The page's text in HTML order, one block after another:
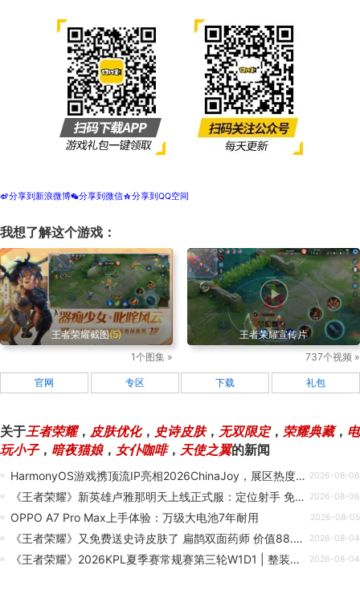
t分享到新浪微博w分享到微信z分享到QQ空间
我想了解这个游戏：
王者荣耀截图(5)
1个图集 »
王者荣耀宣传片
737个视频 »
官网 专区 下载 礼包
关于王者荣耀， 皮肤优化， 史诗皮肤， 无双限定， 荣耀典藏， 电
玩小子， 暗夜猫娘， 女仆咖啡， 天使之翼的新闻
HarmonyOS游戏携顶流IP亮相2026ChinaJoy，展区热度持续高涨 2026-08-06
《王者荣耀》新英雄卢雅那明天上线正式服：定位射手 免费得 2026-08-06
OPPO A7 Pro Max上手体验：万级大电池7年耐用 2026-08-05
《王者荣耀》又免费送史诗皮肤了 扁鹊双面药师 价值88.8元 2026-08-04
《王者荣耀》2026KPL夏季赛常规赛第三轮W1D1 | 整装待发，谁将赢取开门红？ 2026-08-04